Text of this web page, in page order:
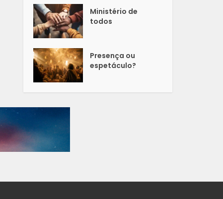
Ministério de
todos
Presença ou
espetáculo?